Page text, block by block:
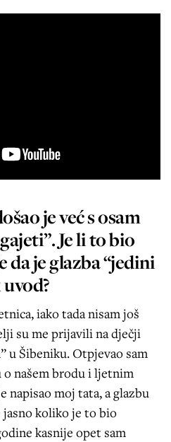
je već s osam
Je li to bio
je glazba “jedini
iako tada nisam još
su me prijavili na dječji
u Šibeniku. Otpjevao sam
o našem brodu i ljetnim
napisao moj tata, a glazbu
jasno koliko je to bio
kasnije opet sam